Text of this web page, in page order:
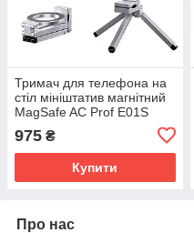
Тримач для телефона на
стіл мініштатив магнітний
MagSafe AC Prof E01S
975 ₴
Купити
Про нас